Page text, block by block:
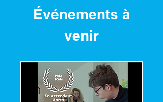
Événements à
venir